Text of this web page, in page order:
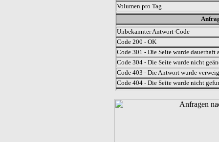
Volumen pro Tag
Unbekannter Antwort-Code
Code 200 - OK
Code 301 - Die Seite wurde dauerhaft
Code 304 - Die Seite wurde nicht
Code 403 - Die Antwort wurde
Code 404 - Die Seite wurde nicht